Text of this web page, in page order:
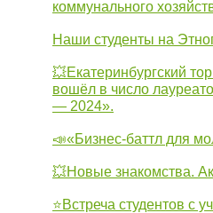
коммунального
Наши студенты на
💥Екатеринбургский
вошёл в число
— 2024».
📣«Бизнес-баттл для
💥Новые знакомства.
⭐Встреча студентов с